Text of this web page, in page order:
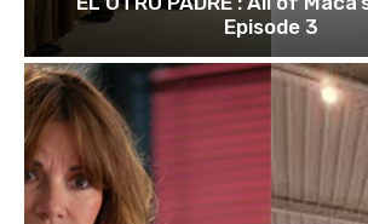
Episode 3